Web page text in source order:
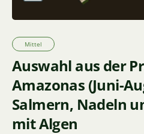
Auswahl aus der
Amazonas (Juni-
Salmern, Nadeln
mit Algen
Mittel